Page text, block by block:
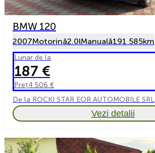
BMW 120
2007Motorină2.0lManuală191 585km
Lunar de la
187 €
Preț4 506 €
De la ROCKI STAR EOR AUTOMOBILE SRL
Vezi detalii